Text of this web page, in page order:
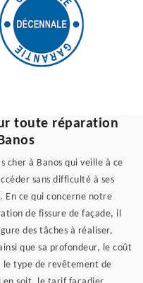
toute réparation
cher à Banos qui veille à ce
sans difficulté à ses
En ce qui concerne notre
de fissure de façade, il
des tâches à réaliser,
que sa profondeur, le coût
type de revêtement de